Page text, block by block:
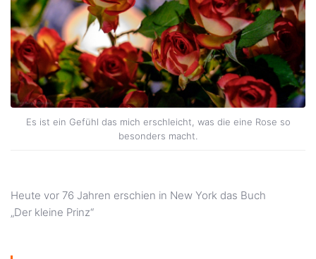
Es ist ein Gefühl das mich erschleicht, was die eine Rose so
besonders macht.
Heute vor 76 Jahren erschien in New York das Buch
„Der kleine Prinz“